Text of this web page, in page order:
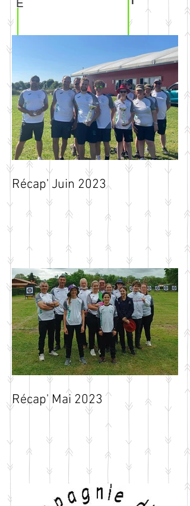
E
Récap' Juin 2023
Récap' Mai 2023